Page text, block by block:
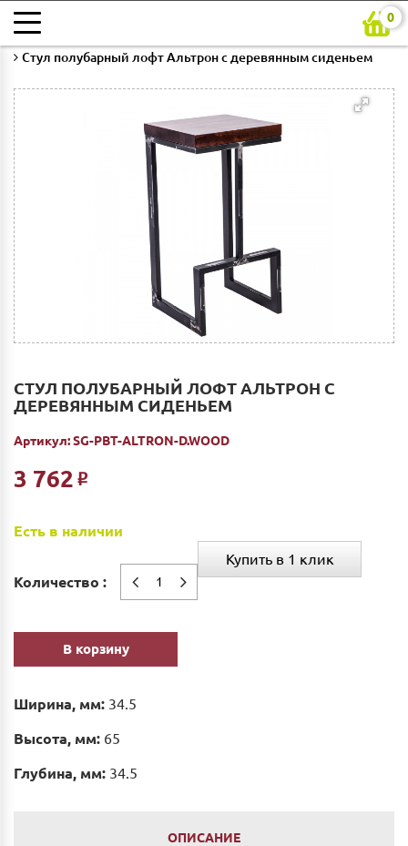
0
Главная
Стул полубарный лофт Альтрон с деревянным сиденьем
СТУЛ ПОЛУБАРНЫЙ ЛОФТ АЛЬТРОН С
ДЕРЕВЯННЫМ СИДЕНЬЕМ
Артикул:SG-PBT-ALTRON-D.WOOD
3 762 Р
Есть в наличии
Количество :
В корзину
Купить в 1 клик
Ширина, мм: 34.5
Высота, мм: 65
Глубина, мм: 34.5
ОПИСАНИЕ